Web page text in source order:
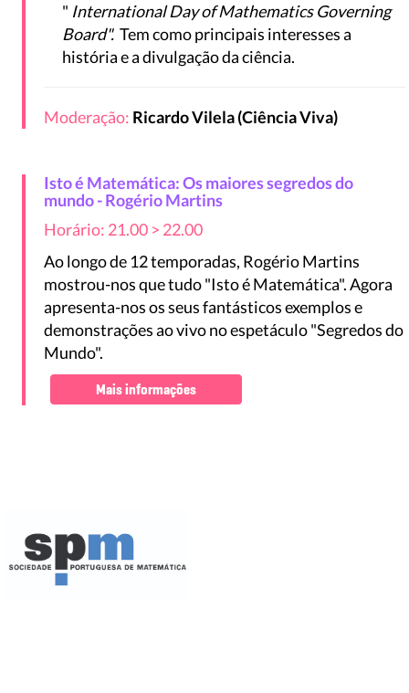
" International Day of Mathematics Governing
Board". Tem como principais interesses a
história e a divulgação da ciência.
Moderação: Ricardo Vilela (Ciência Viva)
Isto é Matemática: Os maiores segredos do
mundo - Rogério Martins
Horário: 21.00 > 22.00
Ao longo de 12 temporadas, Rogério Martins
mostrou-nos que tudo "Isto é Matemática". Agora
apresenta-nos os seus fantásticos exemplos e
demonstrações ao vivo no espetáculo "Segredos do
Mundo".
Mais informações